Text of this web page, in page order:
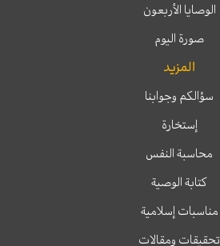
الوصايا الأربعون
صورة اليوم
المزيد
سؤالكم وجوابنا
إستخارة
محاسبة النفس
كتابة الوصية
مناسبات إسلامية
تحقيقات ومقالات